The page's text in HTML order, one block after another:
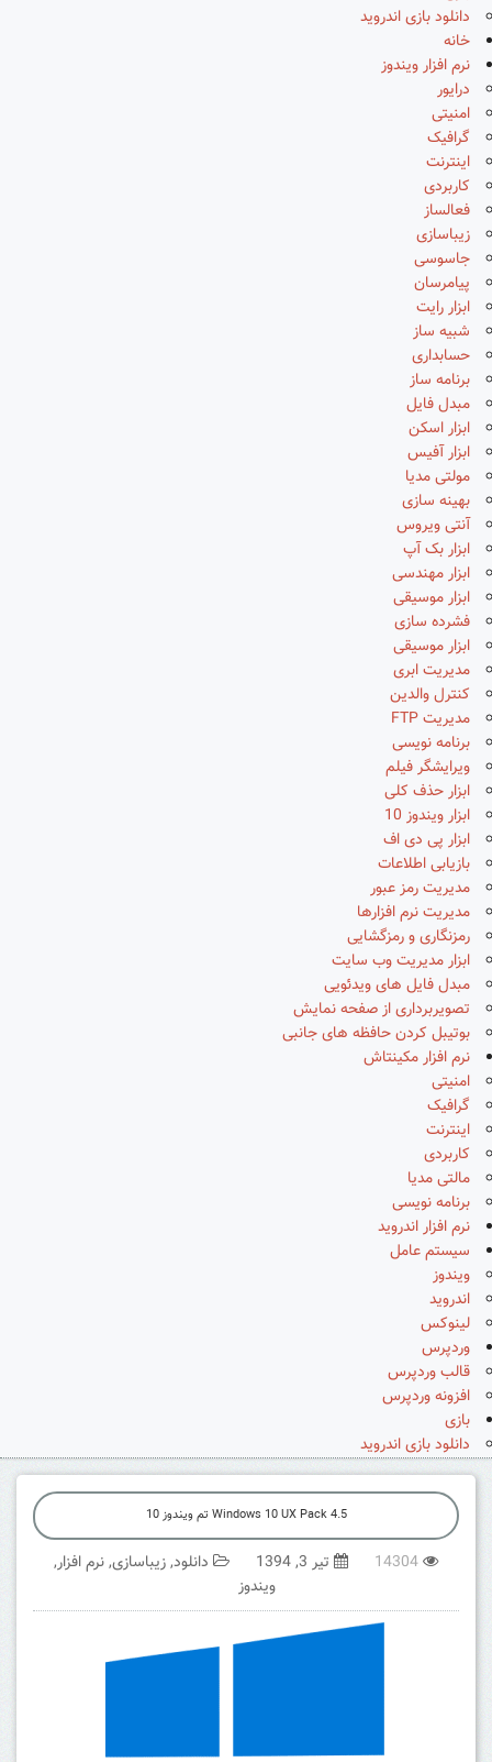
دانلود بازی اندروید
خانه
نرم افزار ویندوز
درایور
امنیتی
گرافیک
اینترنت
کاربردی
فعالساز
زیباسازی
جاسوسی
پیامرسان
ابزار رایت
شبیه ساز
حسابداری
برنامه ساز
مبدل فایل
ابزار اسکن
ابزار آفیس
مولتی مدیا
بهینه سازی
آنتی ویروس
ابزار بک آپ
ابزار مهندسی
ابزار موسیقی
فشرده سازی
ابزار موسیقی
مدیریت ابری
کنترل والدین
مدیریت FTP
برنامه نویسی
ویرایشگر فیلم
ابزار حذف کلی
ابزار ویندوز 10
ابزار پی دی اف
بازیابی اطلاعات
مدیریت رمز عبور
مدیریت نرم افزارها
رمزنگاری و رمزگشایی
ابزار مدیریت وب سایت
مبدل فایل های ویدئویی
تصویربرداری از صفحه نمایش
بوتیبل کردن حافظه های جانبی
نرم افزار مکینتاش
امنیتی
گرافیک
اینترنت
کاربردی
مالتی مدیا
برنامه نویسی
نرم افزار اندروید
سیستم عامل
ویندوز
اندروید
لینوکس
وردپرس
قالب وردپرس
افزونه وردپرس
بازی
دانلود بازی اندروید
Windows 10 UX Pack 4.5 تم ویندوز 10
14304 تیر 3, 1394 دانلود,زیباسازی,نرم افزار,
ویندوز